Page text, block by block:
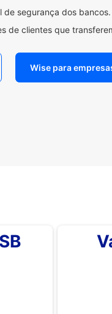
de segurança dos bancos.
de clientes que
Wise para